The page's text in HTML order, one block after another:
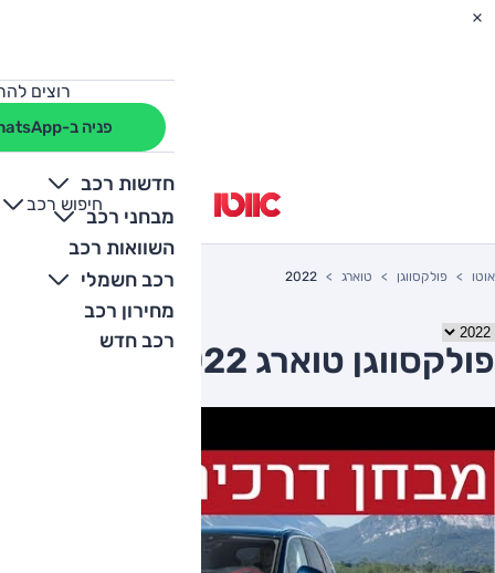
רוצים
פניה ב-WhatsApp
חדשות רכב
מבחני רכב
השוואות רכב
רכב חשמלי
מחירון רכב
רכב חדש
חיפוש רכב
+
-
אוטו פולקסווגן טוארג 2022
פולקסווגן טוארג 2022 יד שניה